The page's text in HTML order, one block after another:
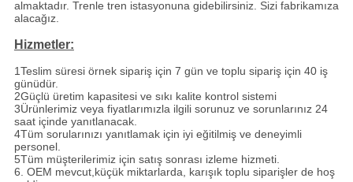
almaktadır. Trenle tren istasyonuna gidebilirsiniz. Sizi fabrikamıza
alacağız.
Hizmetler:
1Teslim süresi örnek sipariş için 7 gün ve toplu sipariş için 40 iş
günüdür.
2Güçlü üretim kapasitesi ve sıkı kalite kontrol sistemi
3Ürünlerimiz veya fiyatlarımızla ilgili sorunuz ve sorunlarınız 24
saat içinde yanıtlanacak.
4Tüm sorularınızı yanıtlamak için iyi eğitilmiş ve deneyimli
personel.
5Tüm müşterilerimiz için satış sonrası izleme hizmeti.
6. OEM mevcut,küçük miktarlarda, karışık toplu siparişler de hoş